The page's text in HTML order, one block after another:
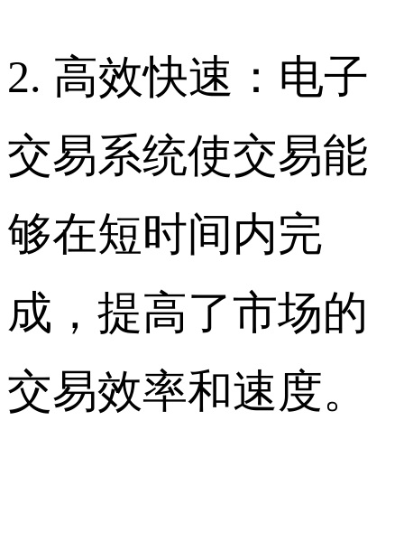
2. 高效快速：电子
交易系统使交易能
够在短时间内完
成，提高了市场的
交易效率和速度。